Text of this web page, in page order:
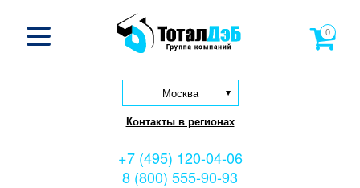
Москва
Контакты в регионах
+7 (495) 120-04-06
8 (800) 555-90-93
0